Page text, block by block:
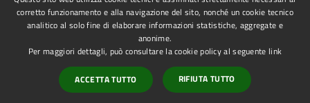
RSS
Accessibilità
Privacy
Mappa del sito
Copyright © 2026 • Comune di
Montemiletto • Powered by
Municipium•Accesso
redazione
corretto funzionamento e alla navigazione del sito, nonché un cookie tecnico
analitico al solo fine di elaborare informazioni statistiche, aggregate e
anonime.
Per maggiori dettagli, può consultare la cookie policy al seguente link
ACCETTA TUTTO RIFIUTA TUTTO